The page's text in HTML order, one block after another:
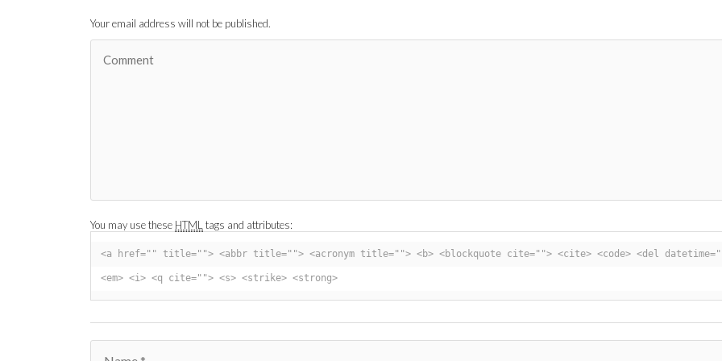
Your email address will not be published.
You may use these HTML tags and attributes:
<a href="" title=""> <abbr title=""> <acronym title=""> <b> <blockquote cite=""> <cite> <code> <del
<em> <i> <q cite=""> <s> <strike> <strong>